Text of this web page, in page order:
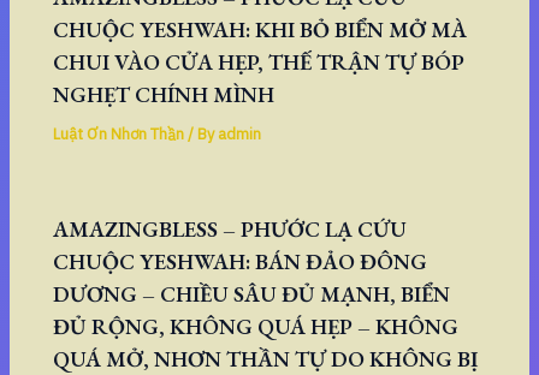
CHUỘC YESHWAH: KHI BỎ BIỂN MỞ MÀ
CHUI VÀO CỬA HẸP, THẾ TRẬN TỰ BÓP
NGHẸT CHÍNH MÌNH
Luật Ơn Nhơn Thần/ Byadmin
AMAZINGBLESS – PHƯỚC LẠ CỨU
CHUỘC YESHWAH: BÁN ĐẢO ĐÔNG
DƯƠNG – CHIỀU SÂU ĐỦ MẠNH, BIỂN
ĐỦ RỘNG, KHÔNG QUÁ HẸP – KHÔNG
QUÁ MỞ, NHƠN THẦN TỰ DO KHÔNG BỊ